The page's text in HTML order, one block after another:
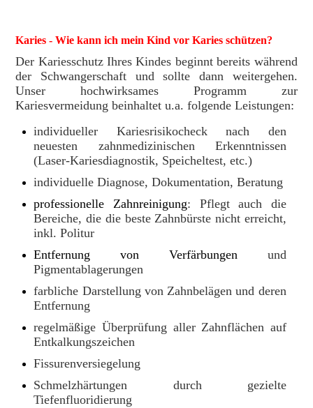
Karies - Wie kann ich mein Kind vor Karies schützen?
Der Kariesschutz Ihres Kindes beginnt bereits während
der Schwangerschaft und sollte dann weitergehen.
Unser hochwirksames Programm zur
Kariesvermeidung beinhaltet u.a. folgende Leistungen:
individueller Kariesrisikocheck nach den
neuesten zahnmedizinischen Erkenntnissen
(Laser-Kariesdiagnostik, Speicheltest, etc.)
individuelle Diagnose, Dokumentation, Beratung
professionelle Zahnreinigung: Pflegt auch die
Bereiche, die die beste Zahnbürste nicht erreicht,
inkl. Politur
Entfernung von Verfärbungen und
Pigmentablagerungen
farbliche Darstellung von Zahnbelägen und deren
Entfernung
regelmäßige Überprüfung aller Zahnflächen auf
Entkalkungszeichen
Fissurenversiegelung
Schmelzhärtungen durch gezielte
Tiefenfluoridierung